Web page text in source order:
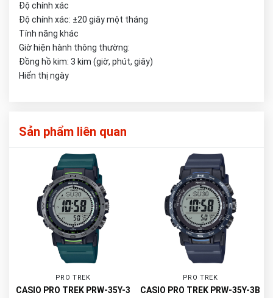
Độ chính xác
Độ chính xác: ±20 giây một tháng
Tính năng khác
Giờ hiện hành thông thường:
Đồng hồ kim: 3 kim (giờ, phút, giây)
Hiển thị ngày
Sản phẩm liên quan
PRO TREK
CASIO PRO TREK PRW-35Y-3
PRO TREK
CASIO PRO TREK PRW-35Y-3B